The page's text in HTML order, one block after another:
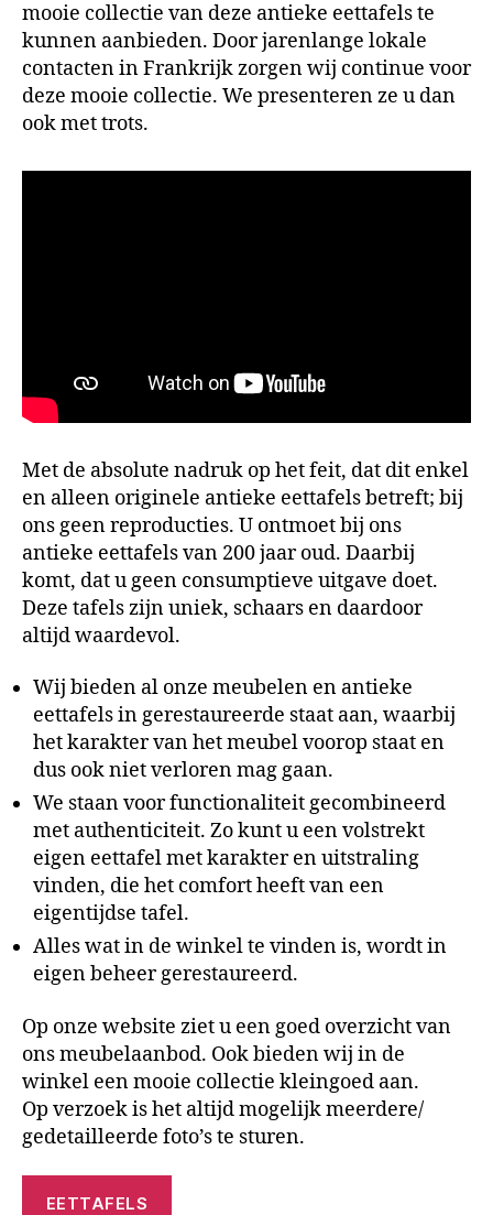
mooie collectie van deze antieke eettafels te
kunnen aanbieden. Door jarenlange lokale
contacten in Frankrijk zorgen wij continue voor
deze mooie collectie. We presenteren ze u dan
ook met trots.
Met de absolute nadruk op het feit, dat dit enkel
en alleen originele antieke eettafels betreft; bij
ons geen reproducties. U ontmoet bij ons
antieke eettafels van 200 jaar oud. Daarbij
komt, dat u geen consumptieve uitgave doet.
Deze tafels zijn uniek, schaars en daardoor
altijd waardevol.
Wij bieden al onze meubelen en antieke
eettafels in gerestaureerde staat aan, waarbij
het karakter van het meubel voorop staat en
dus ook niet verloren mag gaan.
We staan voor functionaliteit gecombineerd
met authenticiteit. Zo kunt u een volstrekt
eigen eettafel met karakter en uitstraling
vinden, die het comfort heeft van een
eigentijdse tafel.
Alles wat in de winkel te vinden is, wordt in
eigen beheer gerestaureerd.
Op onze website ziet u een goed overzicht van
ons meubelaanbod. Ook bieden wij in de
winkel een mooie collectie kleingoed aan.
Op verzoek is het altijd mogelijk meerdere/
gedetailleerde foto’s te sturen.
EETTAFELS